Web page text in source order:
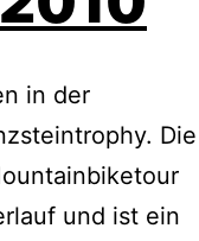
in der
Die
und ist ein